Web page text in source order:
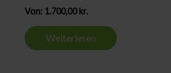
Von: 1.700,00kr.
Weiterlesen